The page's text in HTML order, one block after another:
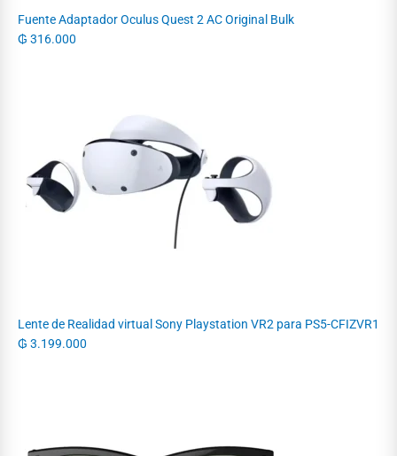
Fuente Adaptador Oculus Quest 2 AC Original Bulk
₲ 316.000
Lente de Realidad virtual Sony Playstation VR2 para PS5-CFIZVR1
₲ 3.199.000